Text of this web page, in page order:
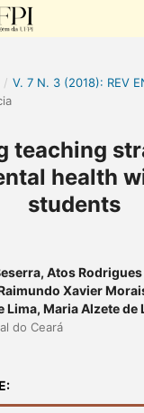
/ V. 7 N. 3 (2018): REV
teaching
health
students
Atos
Xavier
Lima, Maria Alzete de
do Ceará